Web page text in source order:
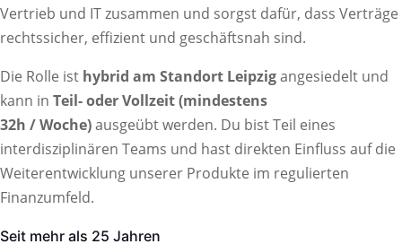
Vertrieb und IT zusammen und sorgst dafür, dass Verträge
rechtssicher, effizient und geschäftsnah sind.
Die Rolle ist hybrid am Standort Leipzigangesiedelt und
kann in Teil- oder Vollzeit (mindestens
32h / Woche)ausgeübt werden. Du bist Teil eines
interdisziplinären Teams und hast direkten Einfluss auf die
Weiterentwicklung unserer Produkte im regulierten
Finanzumfeld.
Seit mehr als 25 Jahren